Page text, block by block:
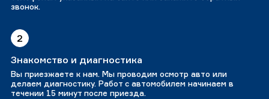
звонок.
2
Знакомство и диагностика
Вы приезжаете к нам. Мы проводим осмотр авто или
делаем диагностику. Работ с автомобилем начинаем в
течении 15 минут после приезда.